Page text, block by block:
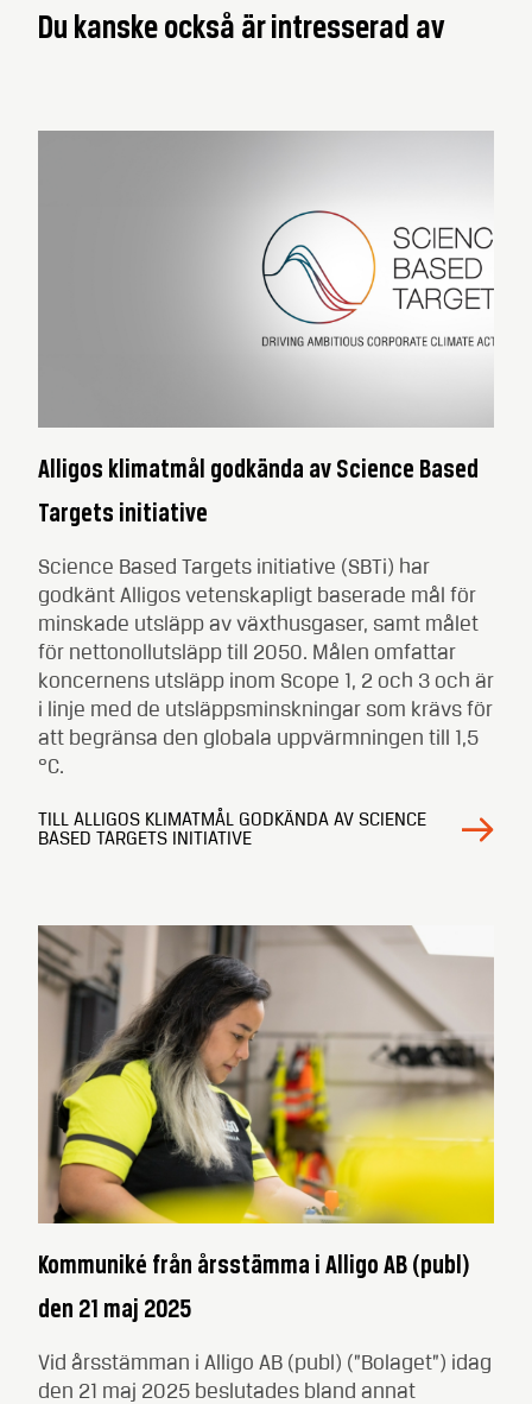
Du kanske också är intresserad av
Alligos klimatmål godkända av Science Based
Targets initiative
Science Based Targets initiative (SBTi) har
godkänt Alligos vetenskapligt baserade mål för
minskade utsläpp av växthusgaser, samt målet
för nettonollutsläpp till 2050. Målen omfattar
koncernens utsläpp inom Scope 1, 2 och 3 och är
i linje med de utsläppsminskningar som krävs för
att begränsa den globala uppvärmningen till 1,5
°C.
TILL ALLIGOS KLIMATMÅL GODKÄNDA AV SCIENCE
BASED TARGETS INITIATIVE
Kommuniké från årsstämma i Alligo AB (publ)
den 21 maj 2025
Vid årsstämman i Alligo AB (publ) (”Bolaget”) idag
den 21 maj 2025 beslutades bland annat